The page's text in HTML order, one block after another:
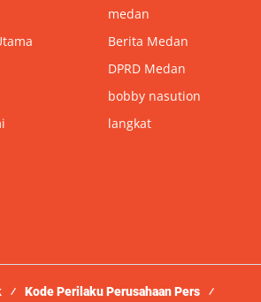
medan
Berita Medan
DPRD Medan
bobby nasution
langkat
Kode Perilaku Perusahaan Pers